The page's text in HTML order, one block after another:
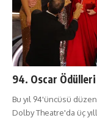
94. Oscar
Bu yıl 94'üncüsü
Dolby Theatre'da üç